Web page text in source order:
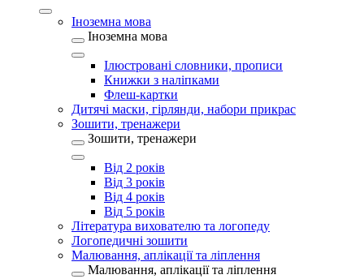
Іноземна мова
Іноземна мова
Ілюстровані словники, прописи
Книжки з наліпками
Флеш-картки
Дитячі маски, гірлянди, набори прикрас
Зошити, тренажери
Зошити, тренажери
Від 2 років
Від 3 років
Від 4 років
Від 5 років
Література вихователю та логопеду
Логопедичні зошити
Малювання, аплікації та ліплення
Малювання, аплікації та ліплення